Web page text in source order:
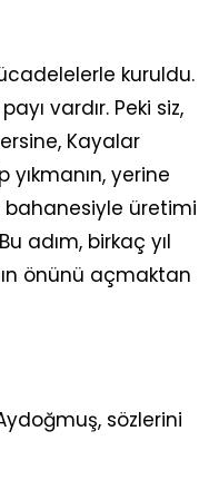
kuruldu.
vardır. Peki siz,
Kayalar
yerine
bahanesiyle üretimi
adım, birkaç yıl
önünü açmaktan
sözlerini